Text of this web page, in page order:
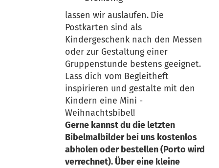
lassen wir auslaufen. Die
Postkarten sind als
Kindergeschenk nach den Messen
oder zur Gestaltung einer
Gruppenstunde bestens geeignet.
Lass dich vom Begleitheft
inspirieren und gestalte mit den
Kindern eine Mini -
Weihnachtsbibel!
Gerne kannst du die letzten
Bibelmalbilder bei uns kostenlos
abholen oder bestellen (Porto wird
verrechnet). Über eine kleine